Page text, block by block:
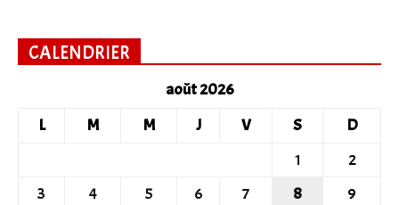
CALENDRIER
août 2026
L
M M J V S
D
1
2
3
4 5 6 7 8
9